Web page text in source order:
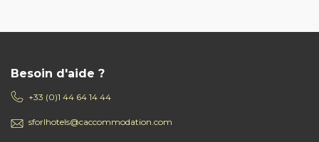
Besoin d'aide ?
+33 (0)1 44 64 14 44
sforlhotels@caccommodation.com